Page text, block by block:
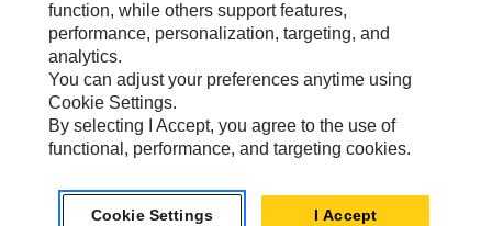
Cookie Settings
Legal
Privacidade
Portuguese
reservados.
function, while others support features,
performance, personalization, targeting, and
analytics.
You can adjust your preferences anytime using
Cookie Settings.
By selecting I Accept, you agree to the use of
functional, performance, and targeting cookies.
Cookie Settings I Accept